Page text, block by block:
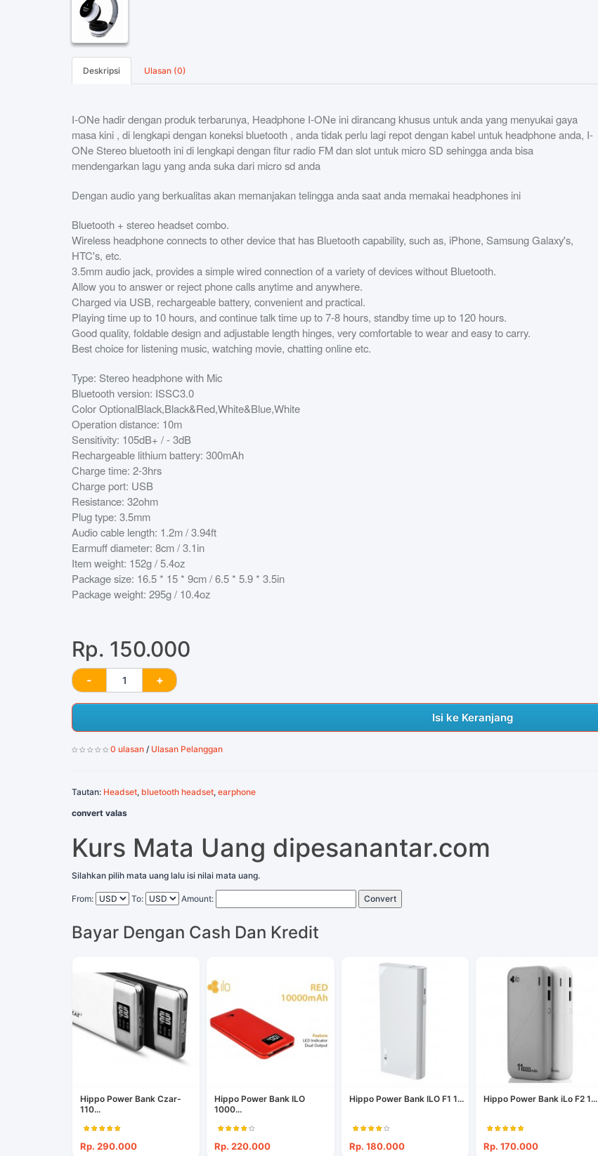
Deskripsi Ulasan (0)
I-ONe hadir dengan produk terbarunya, Headphone I-ONe ini dirancang khusus untuk anda yang menyukai gaya
masa kini , di lengkapi dengan koneksi bluetooth , anda tidak perlu lagi repot dengan kabel untuk headphone anda, I-
ONe Stereo bluetooth ini di lengkapi dengan fitur radio FM dan slot untuk micro SD sehingga anda bisa
mendengarkan lagu yang anda suka dari micro sd anda
Dengan audio yang berkualitas akan memanjakan telingga anda saat anda memakai headphones ini
Bluetooth + stereo headset combo.
Wireless headphone connects to other device that has Bluetooth capability, such as, iPhone, Samsung Galaxy's,
HTC's, etc.
3.5mm audio jack, provides a simple wired connection of a variety of devices without Bluetooth.
Allow you to answer or reject phone calls anytime and anywhere.
Charged via USB, rechargeable battery, convenient and practical.
Playing time up to 10 hours, and continue talk time up to 7-8 hours, standby time up to 120 hours.
Good quality, foldable design and adjustable length hinges, very comfortable to wear and easy to carry.
Best choice for listening music, watching movie, chatting online etc.
Type: Stereo headphone with Mic
Bluetooth version: ISSC3.0
Color OptionalBlack,Black&Red,White&Blue,White
Operation distance: 10m
Sensitivity: 105dB+ / - 3dB
Rechargeable lithium battery: 300mAh
Charge time: 2-3hrs
Charge port: USB
Resistance: 32ohm
Plug type: 3.5mm
Audio cable length: 1.2m / 3.94ft
Earmuff diameter: 8cm / 3.1in
Item weight: 152g / 5.4oz
Package size: 16.5 * 15 * 9cm / 6.5 * 5.9 * 3.5in
Package weight: 295g / 10.4oz
Rp. 150.000
Isi ke Keranjang
0 ulasan / Ulasan Pelanggan
Tautan: Headset, bluetooth headset, earphone
convert valas
Kurs Mata Uang dipesanantar.com
Silahkan pilih mata uang lalu isi nilai mata uang.
From: To: Amount: Convert
Bayar Dengan Cash Dan Kredit
Hippo Power Bank Czar-
110...
Rp. 290.000
Hippo Power Bank ILO
1000...
Rp. 220.000
Hippo Power Bank ILO F1 1...
Rp. 180.000
Hippo Power Bank iLo F2 1...
Rp. 170.000